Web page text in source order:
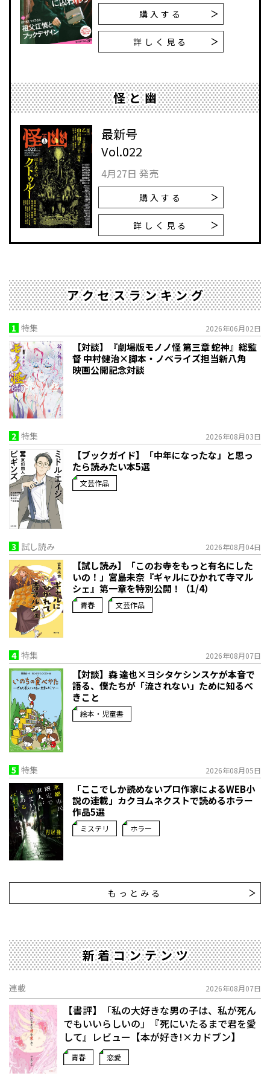
購入する
詳しく見る
怪と幽
最新号
Vol.022
4月27日 発売
購入する
詳しく見る
アクセスランキング
1 特集 2026年06月02日
【対談】『劇場版モノノ怪 第三章 蛇神』総監
督 中村健治×脚本・ノベライズ担当新八角
映画公開記念対談
2 特集 2026年08月03日
【ブックガイド】「中年になったな」と思っ
たら読みたい本5選
文芸作品
3 試し読み 2026年08月04日
【試し読み】「このお寺をもっと有名にした
いの！」宮島未奈『ギャルにひかれて寺マル
シェ』第一章を特別公開！（1/4）
青春 文芸作品
4 特集 2026年08月07日
【対談】森 達也×ヨシタケシンスケが本音で
語る、僕たちが「流されない」ために知るべ
きこと
絵本・児童書
5 特集 2026年08月05日
「ここでしか読めないプロ作家によるWEB小
説の連載」――カクヨムネクストで読めるホラー
作品5選
ミステリ ホラー
もっとみる
新着コンテンツ
連載 2026年08月07日
【書評】「私の大好きな男の子は、私が死ん
でもいいらしいの」――『死にいたるまで君を愛
して』レビュー【本が好き!×カドブン】
青春 恋愛